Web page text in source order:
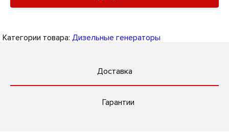
Категории товара: Дизельные генераторы
Доставка
Гарантии